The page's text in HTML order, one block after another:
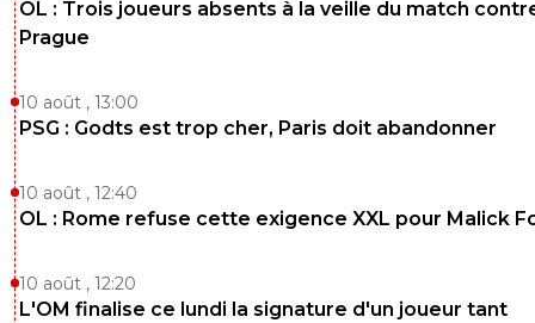
OL : Trois joueurs absents à la veille du match
Prague
10 août , 13:00
PSG : Godts est trop cher, Paris doit abandonner
10 août , 12:40
OL : Rome refuse cette exigence XXL pour Malick
10 août , 12:20
L'OM finalise ce lundi la signature d'un joueur tant